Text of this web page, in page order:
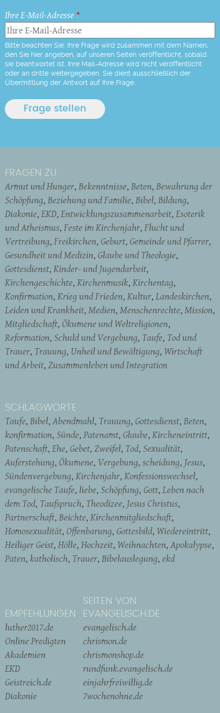
Ihre E-Mail-Adresse
Bitte beachten Sie: Ihre Frage wird zusammen mit dem Namen,
den Sie hier angeben, auf unseren Seiten veröffentlicht, sobald
sie beantwortet ist. Ihre Mail-Adresse wird nicht veröffentlicht
oder an dritte weitergegeben. Sie dient ausschließlich der
Übermittlung der Antwort auf Ihre Frage.
FRAGEN ZU
Armut und Hunger Bekenntnisse Beten Bewahrung der
Schöpfung Beziehung und Familie Bibel Bildung
Diakonie EKD Entwicklungszusammenarbeit Esoterik
und Atheismus Feste im Kirchenjahr Flucht und
Vertreibung Freikirchen Geburt Gemeinde und Pfarrer
Gesundheit und Medizin Glaube und Theologie
Gottesdienst Kinder- und Jugendarbeit
Kirchengeschichte Kirchenmusik Kirchentag
Konfirmation Krieg und Frieden Kultur Landeskirchen
Leiden und Krankheit Medien Menschenrechte Mission
Mitgliedschaft Ökumene und Weltreligionen
Reformation Schuld und Vergebung Taufe Tod und
Trauer Trauung Unheil und Bewältigung Wirtschaft
und Arbeit Zusammenleben und Integration
SCHLAGWORTE
Taufe Bibel Abendmahl Trauung Gottesdienst Beten
konfirmation Sünde Patenamt Glaube Kircheneintritt
Patenschaft Ehe Gebet Zweifel Tod Sexualität
Auferstehung Ökumene Vergebung scheidung Jesus
Sündenvergebung Kirchenjahr Konfessionswechsel
evangelische Taufe liebe Schöpfung Gott Leben nach
dem Tod Taufspruch Theodizee Jesus Christus
Partnerschaft Beichte Kirchenmitgliedschaft
Homosexualität Offenbarung Gottesbild Wiedereintritt
Heiliger Geist Hölle Hochzeit Weihnachten Apokalypse
Paten katholisch Trauer Bibelauslegung ekd
EMPFEHLUNGEN
luther2017.de
Online Predigten
Akademien
EKD
Geistreich.de
Diakonie
SEITEN VON
EVANGELISCH.DE
evangelisch.de
chrismon.de
chrismonshop.de
rundfunk.evangelisch.de
einjahrfreiwillig.de
7wochenohne.de